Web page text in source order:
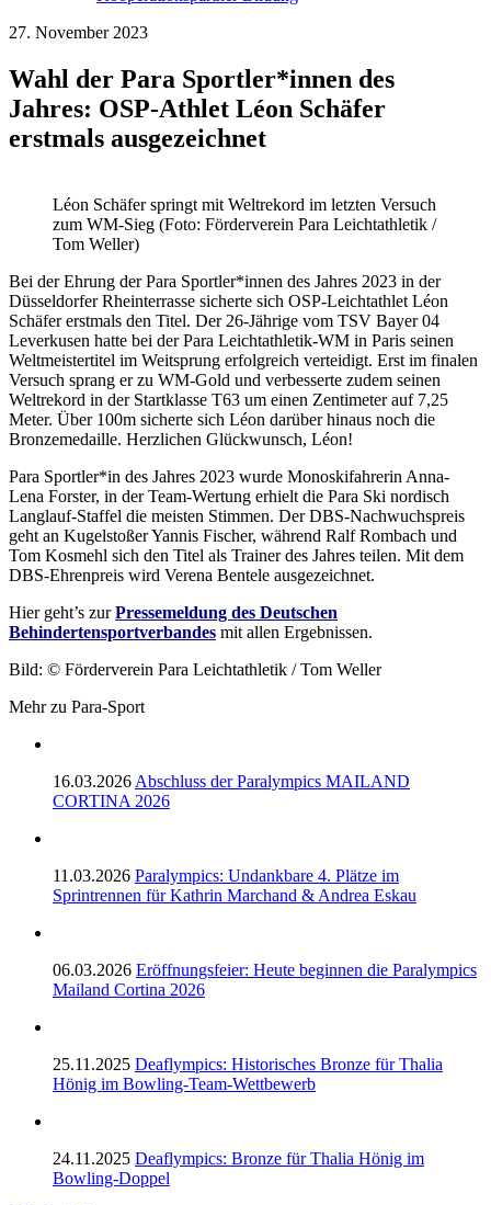
27. November 2023
Wahl der Para Sportler*innen des
Jahres: OSP-Athlet Léon Schäfer
erstmals ausgezeichnet
Léon Schäfer springt mit Weltrekord im letzten Versuch
zum WM-Sieg (Foto: Förderverein Para Leichtathletik /
Tom Weller)
Bei der Ehrung der Para Sportler*innen des Jahres 2023 in der
Düsseldorfer Rheinterrasse sicherte sich OSP-Leichtathlet Léon
Schäfer erstmals den Titel. Der 26-Jährige vom TSV Bayer 04
Leverkusen hatte bei der Para Leichtathletik-WM in Paris seinen
Weltmeistertitel im Weitsprung erfolgreich verteidigt. Erst im finalen
Versuch sprang er zu WM-Gold und verbesserte zudem seinen
Weltrekord in der Startklasse T63 um einen Zentimeter auf 7,25
Meter. Über 100m sicherte sich Léon darüber hinaus noch die
Bronzemedaille. Herzlichen Glückwunsch, Léon!
Para Sportler*in des Jahres 2023 wurde Monoskifahrerin Anna-
Lena Forster, in der Team-Wertung erhielt die Para Ski nordisch
Langlauf-Staffel die meisten Stimmen. Der DBS-Nachwuchspreis
geht an Kugelstoßer Yannis Fischer, während Ralf Rombach und
Tom Kosmehl sich den Titel als Trainer des Jahres teilen. Mit dem
DBS-Ehrenpreis wird Verena Bentele ausgezeichnet.
Hier geht’s zurPressemeldung des Deutschen
Behindertensportverbandes mit allen Ergebnissen.
Bild: © Förderverein Para Leichtathletik / Tom Weller
Mehr zu Para-Sport
16.03.2026 Abschluss der Paralympics MAILAND
CORTINA 2026
11.03.2026 Paralympics: Undankbare 4. Plätze im
Sprintrennen für Kathrin Marchand & Andrea Eskau
06.03.2026 Eröffnungsfeier: Heute beginnen die Paralympics
Mailand Cortina 2026
25.11.2025 Deaflympics: Historisches Bronze für Thalia
Hönig im Bowling-Team-Wettbewerb
24.11.2025 Deaflympics: Bronze für Thalia Hönig im
Bowling-Doppel